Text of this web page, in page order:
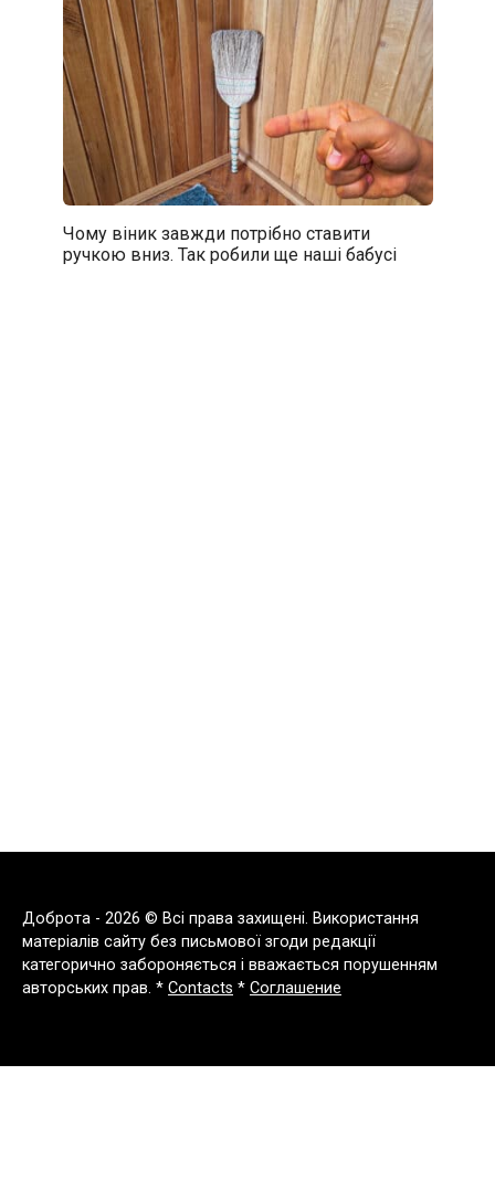
Чому віник завжди потрібно ставити
ручкою вниз. Так робили ще наші бабусі
Доброта - 2026 © Всі права захищені. Використання
матеріалів сайту без письмової згоди редакції
категорично забороняється і вважається порушенням
авторських прав. * Contacts * Соглашение